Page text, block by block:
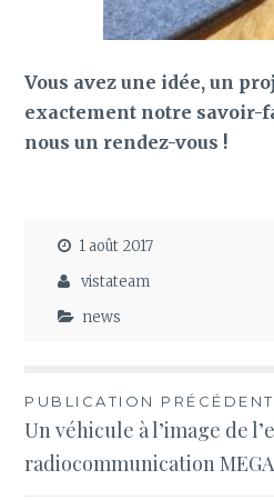
Vous avez une idée, un
exactement notre savoir-
nous un rendez-vous !
1 août 2017
vistateam
news
Navigation
de
PUBLICATION
Un véhicule à l’image de
radiocommunication